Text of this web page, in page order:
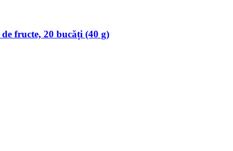
fructe, 20 bucăți (40 g)